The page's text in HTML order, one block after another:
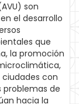
son
el desarrollo
que
la promoción
con
de
hacia la